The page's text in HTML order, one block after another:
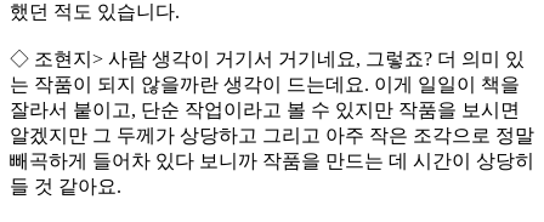
했던 적도 있습니다.
◇ 조현지> 사람 생각이 거기서 거기네요, 그렇죠? 더 의미 있
는 작품이 되지 않을까란 생각이 드는데요. 이게 일일이 책을
잘라서 붙이고, 단순 작업이라고 볼 수 있지만 작품을 보시면
알겠지만 그 두께가 상당하고 그리고 아주 작은 조각으로 정말
빼곡하게 들어차 있다 보니까 작품을 만드는 데 시간이 상당히
들 것 같아요.